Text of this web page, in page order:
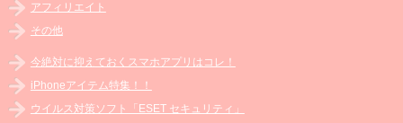
アフィリエイト
その他
今絶対に抑えておくスマホアプリはコレ！
iPhoneアイテム特集！！
ウイルス対策ソフト「ESET セキュリティ」